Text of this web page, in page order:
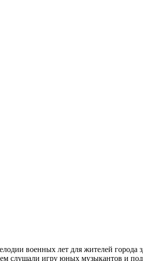
военных лет для жителей города
слушали игру юных музыкантов и